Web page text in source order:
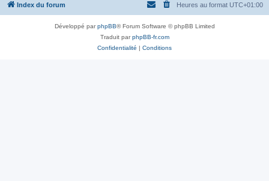
Index du forum Heures au format UTC+01:00
Développé parphpBB® Forum Software © phpBB Limited
Traduit parphpBB-fr.com
Confidentialité | Conditions